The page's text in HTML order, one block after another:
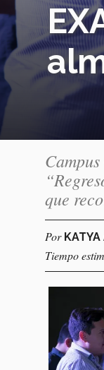
que
Por KATYA
Tiempo